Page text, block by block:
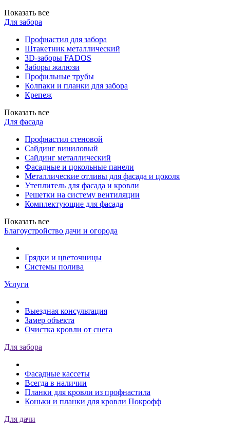
Показать все
Для забора
Профнастил для забора
Штакетник металлический
3D-заборы FADOS
Заборы жалюзи
Профильные трубы
Колпаки и планки для забора
Крепеж
Показать все
Для фасада
Профнастил стеновой
Сайдинг виниловый
Сайдинг металлический
Фасадные и цокольные панели
Металлические отливы для фасада и цоколя
Утеплитель для фасада и кровли
Решетки на систему вентиляции
Комплектующие для фасада
Показать все
Благоустройство дачи и огорода
Грядки и цветочницы
Системы полива
Услуги
Выездная консультация
Замер объекта
Очистка кровли от снега
Для забора
Фасадные кассеты
Всегда в наличии
Планки для кровли из профнастила
Коньки и планки для кровли Покрофф
Для дачи